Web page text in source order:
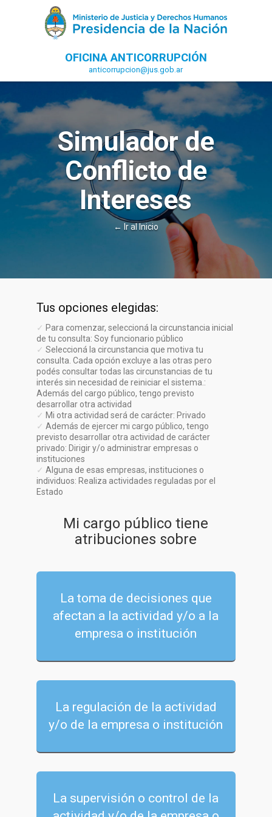
OFICINA ANTICORRUPCIÓN
anticorrupcion@jus.gob.ar
Simulador de
Conflicto de
Intereses
← Ir al Inicio
Tus opciones elegidas:
✓ Para comenzar, seleccioná la circunstancia inicial
de tu consulta: Soy funcionario público
✓ Seleccioná la circunstancia que motiva tu
consulta. Cada opción excluye a las otras pero
podés consultar todas las circunstancias de tu
interés sin necesidad de reiniciar el sistema.:
Además del cargo público, tengo previsto
desarrollar otra actividad
✓ Mi otra actividad será de carácter: Privado
✓ Además de ejercer mi cargo público, tengo
previsto desarrollar otra actividad de carácter
privado: Dirigir y/o administrar empresas o
instituciones
✓ Alguna de esas empresas, instituciones o
individuos: Realiza actividades reguladas por el
Estado
Mi cargo público tiene
atribuciones sobre
La toma de decisiones que
afectan a la actividad y/o a la
empresa o institución
La regulación de la actividad
y/o de la empresa o institución
La supervisión o control de la